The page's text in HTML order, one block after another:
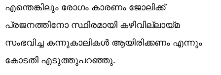
എന്തെങ്കിലും രോഗം കാരണം ജോലിക്ക്
പ്രജനത്തിനോ സ്ഥിരമായി കഴിവില്ലായ്മ
സംഭവിച്ച കന്നുകാലികൾ ആയിരിക്കണം എന്നും
കോടതി എടുത്തുപറഞ്ഞു.